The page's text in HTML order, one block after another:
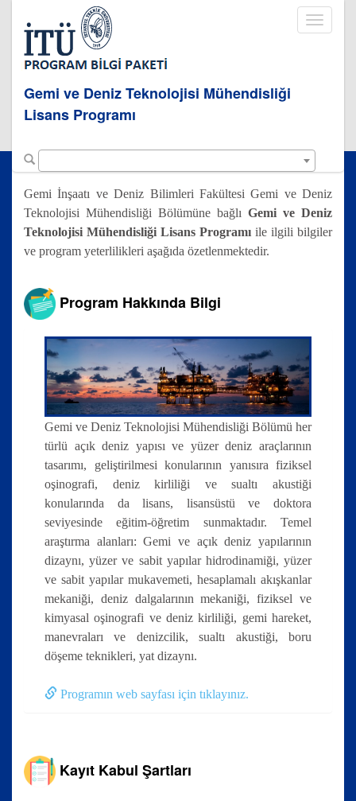
Toggle
Gemi ve Deniz Teknolojisi Mühendisliği
Lisans Programı
Gemi İnşaatı ve Deniz Bilimleri Fakültesi Gemi ve Deniz
Teknolojisi Mühendisliği Bölümüne bağlı Gemi ve Deniz
Teknolojisi Mühendisliği Lisans Programı ile ilgili bilgiler
ve program yeterlilikleri aşağıda özetlenmektedir.
Program Hakkında Bilgi
Gemi ve Deniz Teknolojisi Mühendisliği Bölümü her
türlü açık deniz yapısı ve yüzer deniz araçlarının
tasarımı, geliştirilmesi konularının yanısıra fiziksel
oşinografi, deniz kirliliği ve sualtı akustiği
konularında da lisans, lisansüstü ve doktora
seviyesinde eğitim-öğretim sunmaktadır. Temel
araştırma alanları: Gemi ve açık deniz yapılarının
dizaynı, yüzer ve sabit yapılar hidrodinamiği, yüzer
ve sabit yapılar mukavemeti, hesaplamalı akışkanlar
mekaniği, deniz dalgalarının mekaniği, fiziksel ve
kimyasal oşinografi ve deniz kirliliği, gemi hareket,
manevraları ve denizcilik, sualtı akustiği, boru
döşeme teknikleri, yat dizaynı.
Programın web sayfası için tıklayınız.
Kayıt Kabul Şartları